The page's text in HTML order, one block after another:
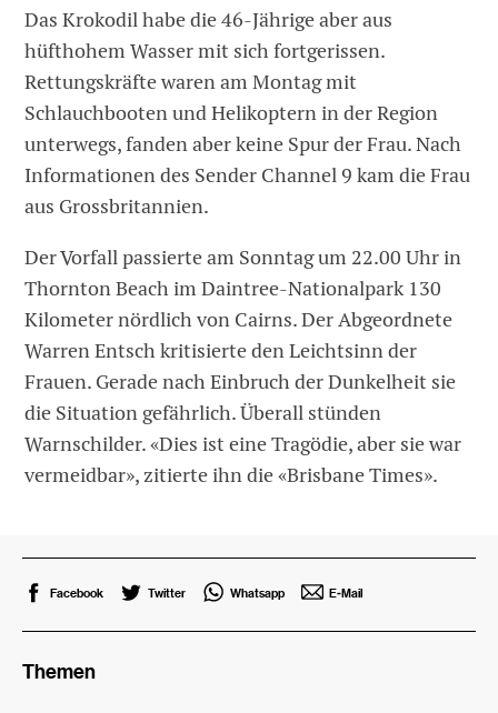
Das Krokodil habe die 46-Jährige aber aus
hüfthohem Wasser mit sich fortgerissen.
Rettungskräfte waren am Montag mit
Schlauchbooten und Helikoptern in der Region
unterwegs, fanden aber keine Spur der Frau. Nach
Informationen des Sender Channel 9 kam die Frau
aus Grossbritannien.
Der Vorfall passierte am Sonntag um 22.00 Uhr in
Thornton Beach im Daintree-Nationalpark 130
Kilometer nördlich von Cairns. Der Abgeordnete
Warren Entsch kritisierte den Leichtsinn der
Frauen. Gerade nach Einbruch der Dunkelheit sie
die Situation gefährlich. Überall stünden
Warnschilder. «Dies ist eine Tragödie, aber sie war
vermeidbar», zitierte ihn die «Brisbane Times».
Facebook Twitter Whatsapp E-Mail
Themen